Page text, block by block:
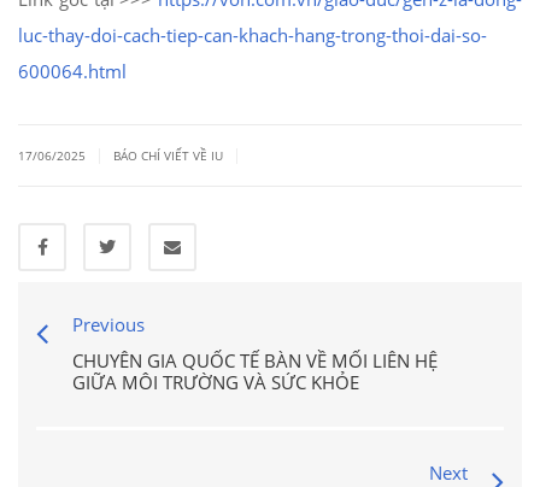
luc-thay-doi-cach-tiep-can-khach-hang-trong-thoi-dai-so-
600064.html
17/06/2025 BÁO CHÍ VIẾT VỀ IU
Previous
CHUYÊN GIA QUỐC TẾ BÀN VỀ MỐI LIÊN HỆ
GIỮA MÔI TRƯỜNG VÀ SỨC KHỎE
Next